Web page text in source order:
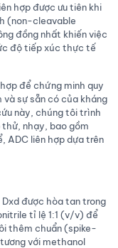
hợp được ưu tiên khi
(non-cleavable
đồng nhất khiến việc
độ tiếp xúc thực tế
để chứng minh quy
sự sẵn có của kháng
này, chúng tôi trình
nhạy, bao gồm
ADC liên hợp dựa trên
được hòa tan trong
tỉ lệ 1:1 (v/v) để
thêm chuẩn (spike-
với methanol